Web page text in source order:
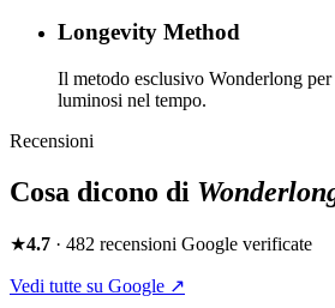
Longevity Method
Il metodo esclusivo Wonderlong
luminosi nel tempo.
Recensioni
Cosa dicono di
★4.7 · 482 recensioni Google verificate
Vedi tutte su Google ↗